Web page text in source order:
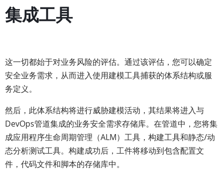
集成工具
这一切都始于对业务风险的评估。通过该评估，您可以确定
安全业务需求，从而进入使用建模工具捕获的体系结构或服
务定义。
然后，此体系结构将进行威胁建模活动，其结果将进入与
DevOps管道集成的业务安全需求存储库。在管道中，您将集
成应用程序生命周期管理（ALM）工具，构建工具和静态/动
态分析测试工具。构建成功后，工件将移动到包含配置文
件，代码文件和脚本的存储库中。